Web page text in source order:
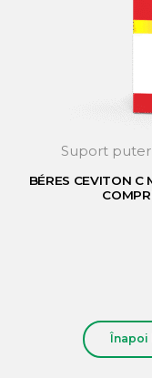
Suport
BÉRES CEVITON C
Înapoi